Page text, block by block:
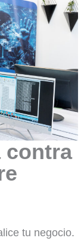
contra
tu negocio.